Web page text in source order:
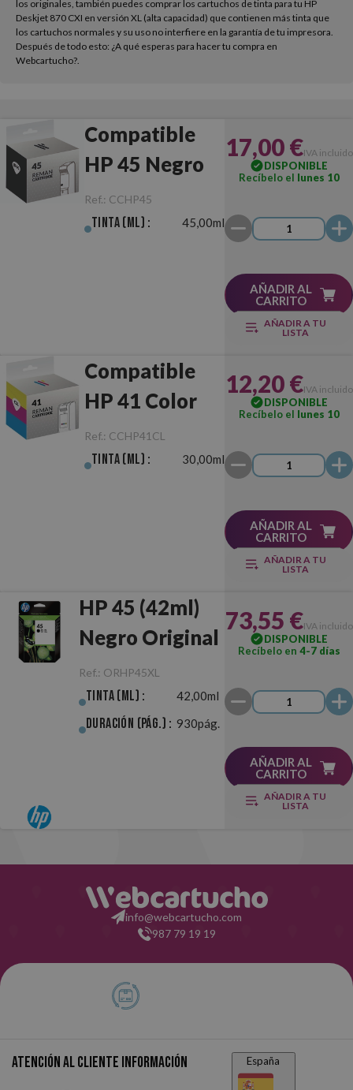
los originales, también puedes comprar los cartuchos de tinta para tu HP
Deskjet 870 CXI en versión XL (alta capacidad) que contienen más tinta que
los cartuchos normales y su uso no interfiere en la garantía de tu impresora.
Después de todo esto: ¿A qué esperas para hacer tu compra en
Webcartucho?.
Compatible
HP 45 Negro
Ref.: CCHP45
Tinta (ml) : 45,00ml
17,00 €IVA incluido
DISPONIBLE
Recíbelo el lunes 10
AÑADIR AL
CARRITO
AÑADIR A TU
LISTA
Compatible
HP 41 Color
Ref.: CCHP41CL
Tinta (ml) : 30,00ml
12,20 €IVA incluido
DISPONIBLE
Recíbelo el lunes 10
AÑADIR AL
CARRITO
AÑADIR A TU
LISTA
HP 45 (42ml)
Negro Original
Ref.: ORHP45XL
Tinta (ml) : 42,00ml
Duración (pág.) : 930pág.
73,55 €IVA incluido
DISPONIBLE
Recíbelo en 4-7 días
AÑADIR AL
CARRITO
AÑADIR A TU
LISTA
info@webcartucho.com
987 79 19 19
Atención al cliente Información España